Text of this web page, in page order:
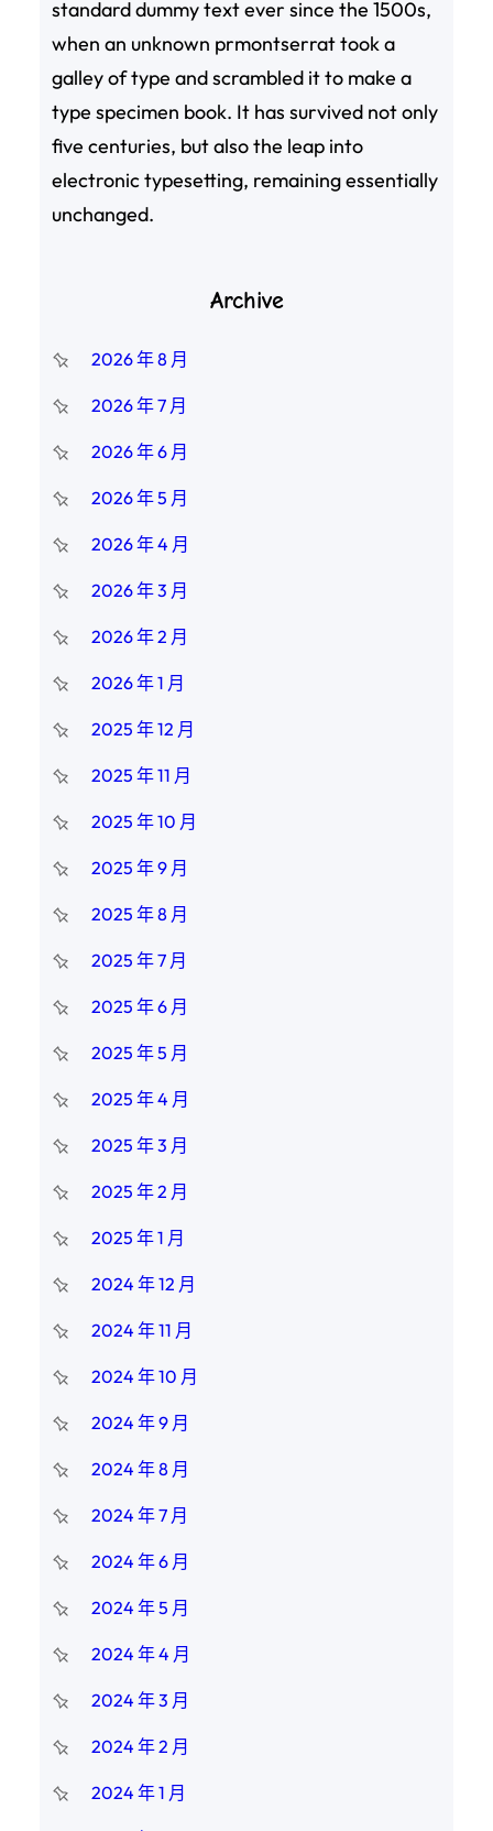
standard dummy text ever since the 1500s,
when an unknown prmontserrat took a
galley of type and scrambled it to make a
type specimen book. It has survived not only
five centuries, but also the leap into
electronic typesetting, remaining essentially
unchanged.
Archive
2026 年 8 月
2026 年 7 月
2026 年 6 月
2026 年 5 月
2026 年 4 月
2026 年 3 月
2026 年 2 月
2026 年 1 月
2025 年 12 月
2025 年 11 月
2025 年 10 月
2025 年 9 月
2025 年 8 月
2025 年 7 月
2025 年 6 月
2025 年 5 月
2025 年 4 月
2025 年 3 月
2025 年 2 月
2025 年 1 月
2024 年 12 月
2024 年 11 月
2024 年 10 月
2024 年 9 月
2024 年 8 月
2024 年 7 月
2024 年 6 月
2024 年 5 月
2024 年 4 月
2024 年 3 月
2024 年 2 月
2024 年 1 月